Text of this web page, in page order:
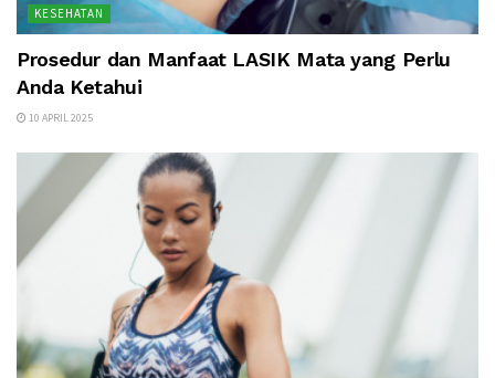
KESEHATAN
Prosedur dan Manfaat LASIK Mata yang Perlu
Anda Ketahui
10 APRIL 2025